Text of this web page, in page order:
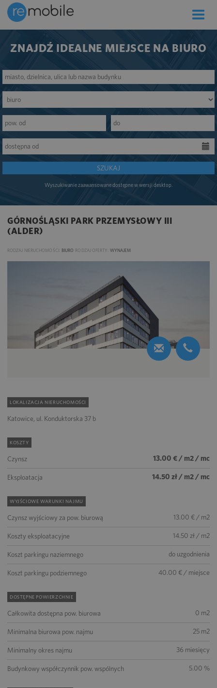
Toggle
ZNAJDŹ IDEALNE MIEJSCE NA BIURO
SZUKAJ
Wyszukiwanie zaawansowane dostępne w wersji desktop.
GÓRNOŚLĄSKI PARK PRZEMYSŁOWY III
(ALDER)
RODZAJ NIERUCHOMOŚCI: BIURO RODZAJ OFERTY: WYNAJEM
LOKALIZACJA NIERUCHOMOŚCI
Katowice, ul. Konduktorska 37 b
KOSZTY
Czynsz 13.00 € / m2 / mc
Eksploatacja 14.50 zł / m2 / mc
WYJŚCIOWE WARUNKI NAJMU
Czynsz wyjściowy za pow. biurową 13.00 € / m2
Koszty eksploatacyjne 14.50 zł / m2
Koszt parkingu naziemnego do uzgodnienia
Koszt parkingu podziemnego 40.00 € / miejsce
DOSTĘPNE POWIERZCHNIE
Całkowita dostępna pow. biurowa 0 m2
Minimalna biurowa pow. najmu 25 m2
Minimalny okres najmu 36 miesięcy
Budynkowy współczynnik pow. wspólnych 5.00 %